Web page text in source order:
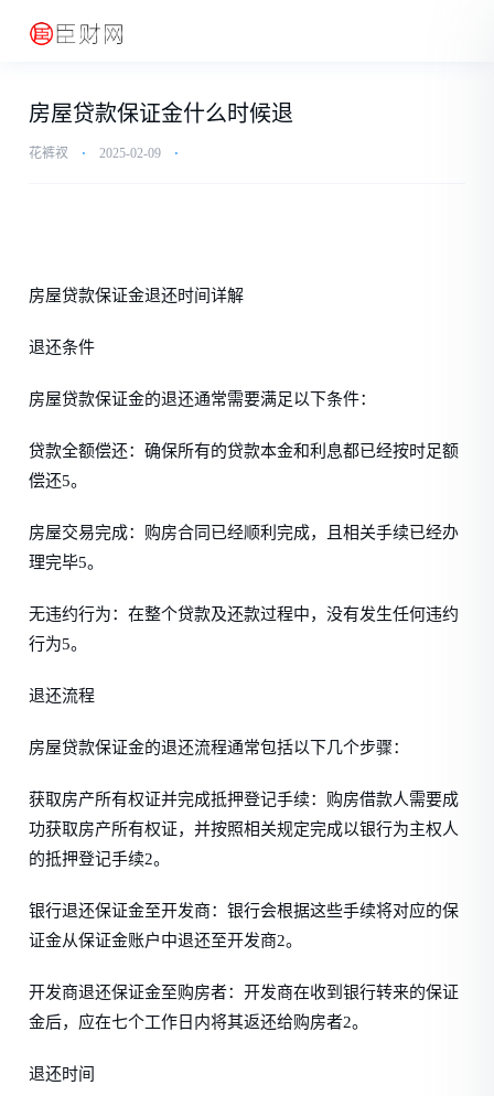
房屋贷款保证金什么时候退
花裤衩 ⋅ 2025-02-09 ⋅
房屋贷款保证金退还时间详解
退还条件
房屋贷款保证金的退还通常需要满足以下条件：
贷款全额偿还：确保所有的贷款本金和利息都已经按时足额
偿还5。
房屋交易完成：购房合同已经顺利完成，且相关手续已经办
理完毕5。
无违约行为：在整个贷款及还款过程中，没有发生任何违约
行为5。
退还流程
房屋贷款保证金的退还流程通常包括以下几个步骤：
获取房产所有权证并完成抵押登记手续：购房借款人需要成
功获取房产所有权证，并按照相关规定完成以银行为主权人
的抵押登记手续2。
银行退还保证金至开发商：银行会根据这些手续将对应的保
证金从保证金账户中退还至开发商2。
开发商退还保证金至购房者：开发商在收到银行转来的保证
金后，应在七个工作日内将其返还给购房者2。
退还时间